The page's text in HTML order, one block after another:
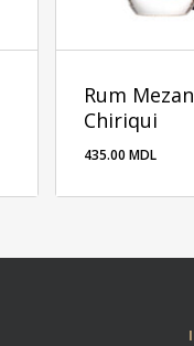
Rum
Chiriqui
435.00MDL